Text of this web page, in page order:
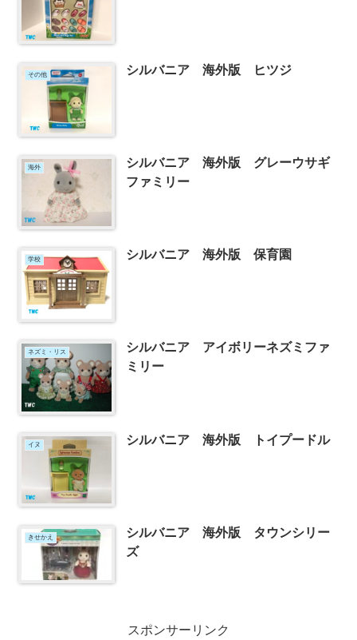
その他 シルバニア 海外版 ヒツジ
海外
シルバニア 海外版 グレーウサギ
ファミリー
学校 シルバニア 海外版 保育園
ネズミ・リス
シルバニア アイボリーネズミファ
ミリー
イヌ シルバニア 海外版 トイプードル
きせかえ
シルバニア 海外版 タウンシリー
ズ
スポンサーリンク